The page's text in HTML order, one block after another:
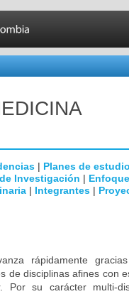
| Planes de
Investigación |
| Integrantes |
rápidamente
de disciplinas afines con
su carácter multi-